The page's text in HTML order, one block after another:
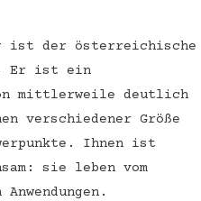
ist der österreichische
Er ist ein
mittlerweile deutlich
verschiedener Größe
Ihnen ist
sie leben vom